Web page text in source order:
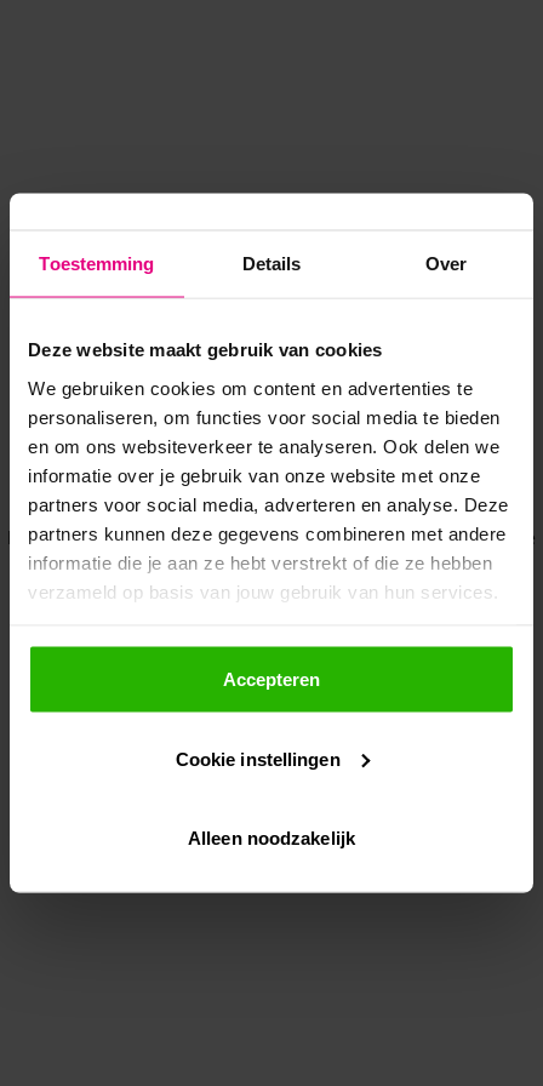
Toestemming Details Over
Deze website maakt gebruik van cookies
We gebruiken cookies om content en advertenties te
personaliseren, om functies voor social media te bieden
en om ons websiteverkeer te analyseren. Ook delen we
informatie over je gebruik van onze website met onze
partners voor social media, adverteren en analyse. Deze
partners kunnen deze gegevens combineren met andere
informatie die je aan ze hebt verstrekt of die ze hebben
verzameld op basis van jouw gebruik van hun services.
Als je op "Accepteer" klikt, dan geef je Voordeeluitjes.nl
toestemming om cookies voor social media en
gepersonaliseerde advertenties te plaatsen.
Lees hier meer over in onsprivacybeleid
Via "Cookie instellingen" kun je ook zelf instellen welke
Accepteren
Cookie instellingen
Alleen noodzakelijk
Application error: a client-side exception has occurred while
loadingwww.voordeeluitjes.nl (see the browser console for more
information).